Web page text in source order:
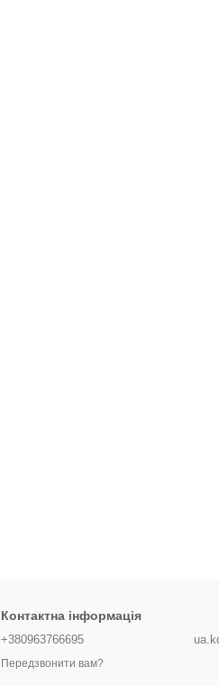
Контактна інформація
+380963766695
Передзвонити вам?